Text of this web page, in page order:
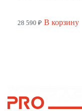
28 590 ₽ В корзину